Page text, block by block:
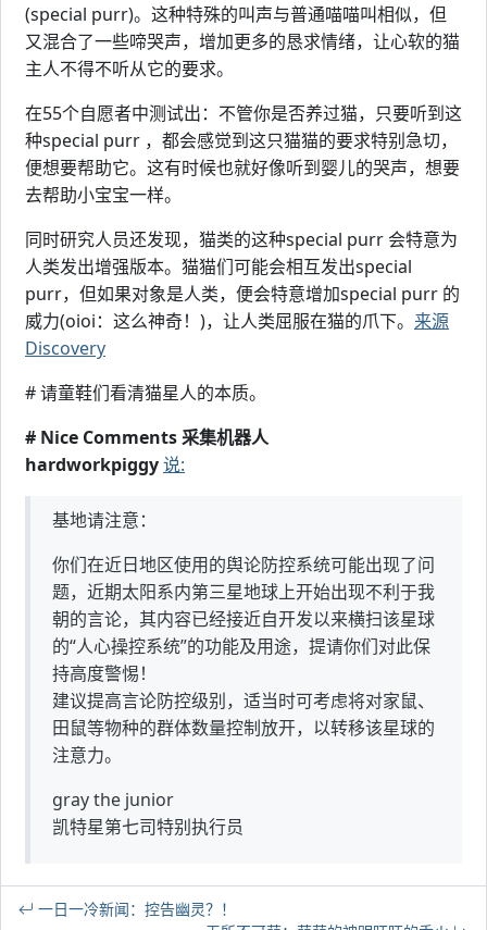
(special purr)。这种特殊的叫声与普通喵喵叫相似，但
又混合了一些啼哭声，增加更多的恳求情绪，让心软的猫
主人不得不听从它的要求。
在55个自愿者中测试出：不管你是否养过猫，只要听到这
种special purr ，都会感觉到这只猫猫的要求特别急切，
便想要帮助它。这有时候也就好像听到婴儿的哭声，想要
去帮助小宝宝一样。
同时研究人员还发现，猫类的这种special purr 会特意为
人类发出增强版本。猫猫们可能会相互发出special
purr，但如果对象是人类，便会特意增加special purr 的
威力(oioi：这么神奇！)，让人类屈服在猫的爪下。 来源
Discovery
# 请童鞋们看清猫星人的本质。
# Nice Comments 采集机器人
hardworkpiggy说:
基地请注意：
你们在近日地区使用的舆论防控系统可能出现了问
题，近期太阳系内第三星地球上开始出现不利于我
朝的言论，其内容已经接近自开发以来横扫该星球
的“人心操控系统”的功能及用途，提请你们对此保
持高度警惕！
建议提高言论防控级别，适当时可考虑将对家鼠、
田鼠等物种的群体数量控制放开，以转移该星球的
注意力。
gray the junior
凯特星第七司特别执行员
一日一冷新闻：控告幽灵？！